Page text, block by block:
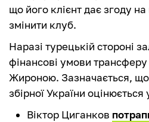
що його клієнт дає згоду на
змінити клуб.
Наразі турецькій стороні
фінансові умови
Жироною. Зазначається, що
збірної України оцінюється
Віктор Циганков